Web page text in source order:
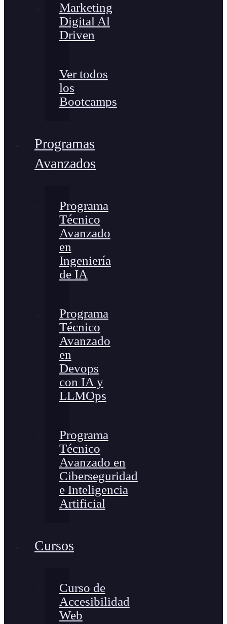
Marketing
Digital Al
Driven
Ver todos
los
Bootcamps
Programas
Avanzados
Programa
Técnico
Avanzado
en
Ingeniería
de IA
Programa
Técnico
Avanzado
en
Devops
con IA y
LLMOps
Programa
Técnico
Avanzado en
Ciberseguridad
e Inteligencia
Artificial
Cursos
Curso de
Accesibilidad
Web